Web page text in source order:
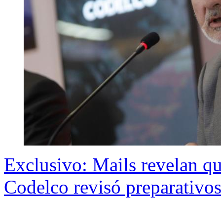
Exclusivo: Mails revelan
Codelco revisó